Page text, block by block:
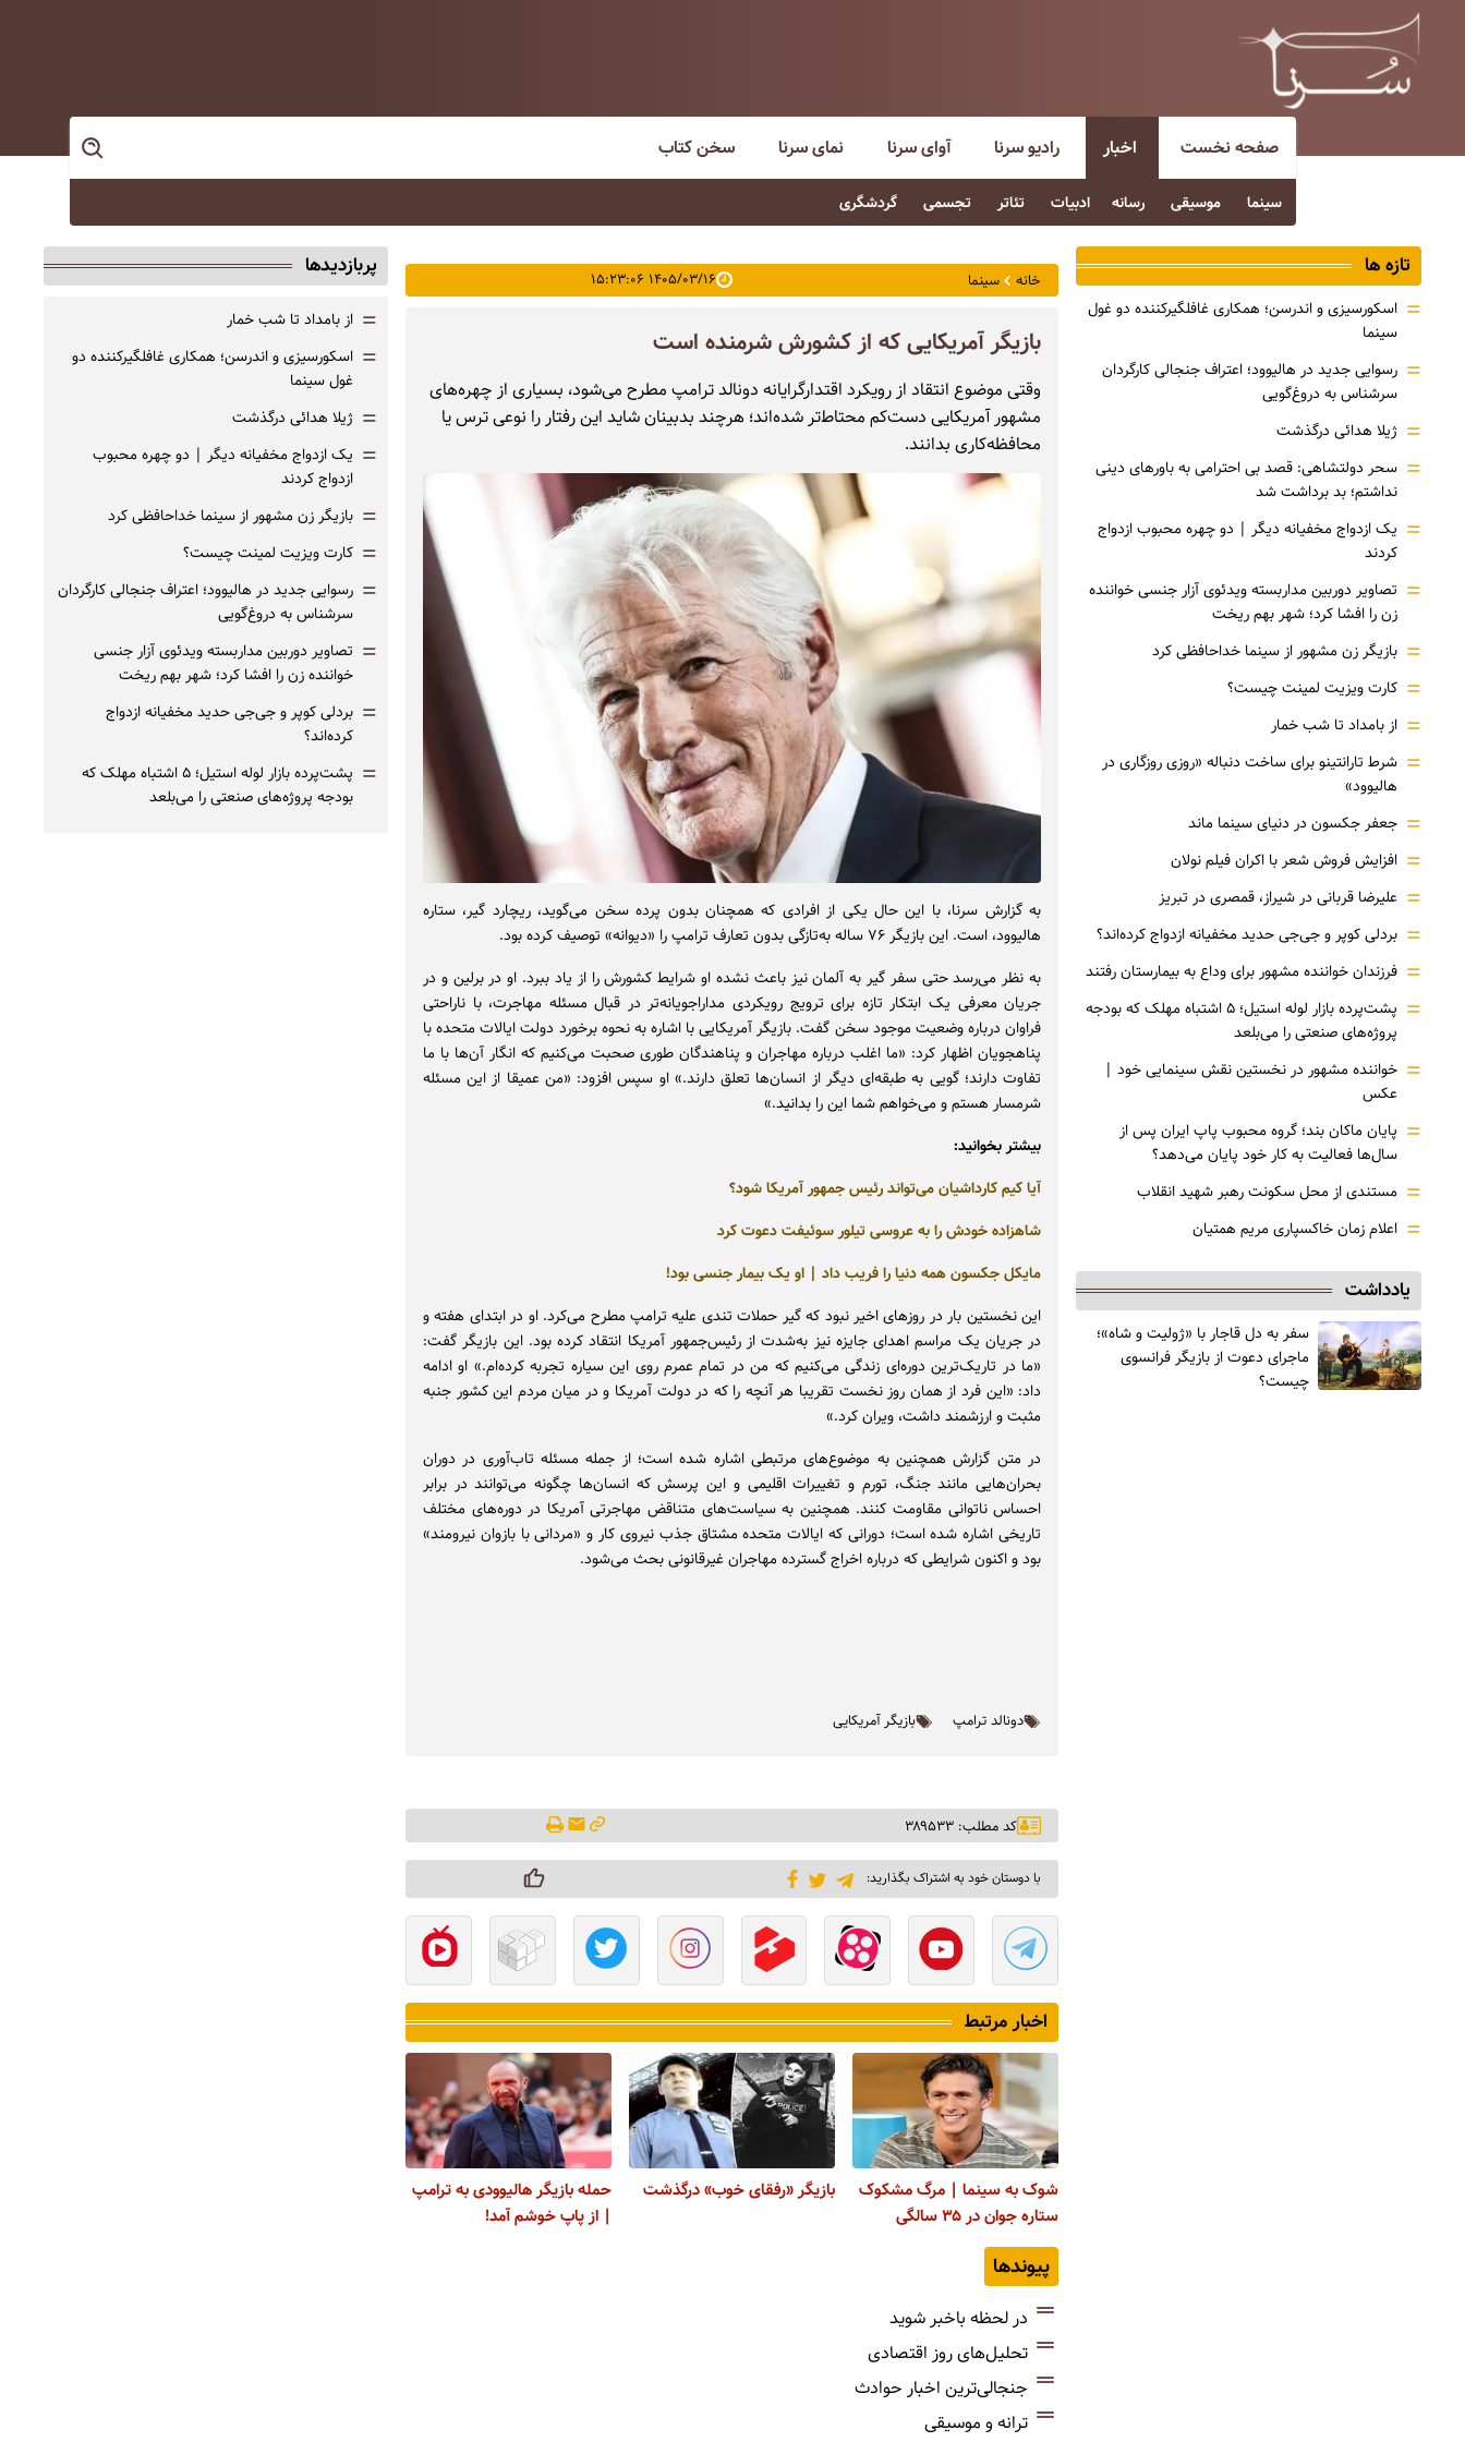
صفحه نخست اخبار
سینما موسیقی رسانه ادبیات تئاتر تجسمی گردشگری
رادیو سرنا آوای سرنا نمای سرنا سخن کتاب
خانه سینما ۱۴۰۵/۰۳/۱۶ ۱۵:۲۳:۰۶
بازیگر آمریکایی که از کشورش شرمنده است
وقتی موضوع انتقاد از رویکرد اقتدارگرایانه دونالد ترامپ مطرح می‌شود، بسیاری از چهره‌های
مشهور آمریکایی دست‌کم محتاط‌تر شده‌اند؛ هرچند بدبینان شاید این رفتار را نوعی ترس یا
محافظه‌کاری بدانند.
به گزارش سرنا، با این حال یکی از افرادی که همچنان بدون پرده سخن می‌گوید، ریچارد گیر، ستاره
هالیوود، است. این بازیگر ۷۶ ساله به‌تازگی بدون تعارف ترامپ را «دیوانه» توصیف کرده بود.
به نظر می‌رسد حتی سفر گیر به آلمان نیز باعث نشده او شرایط کشورش را از یاد ببرد. او در برلین و در
جریان معرفی یک ابتکار تازه برای ترویج رویکردی مداراجویانه‌تر در قبال مسئله مهاجرت، با ناراحتی
فراوان درباره وضعیت موجود سخن گفت. بازیگر آمریکایی با اشاره به نحوه برخورد دولت ایالات متحده با
پناهجویان اظهار کرد: «ما اغلب درباره مهاجران و پناهندگان طوری صحبت می‌کنیم که انگار آن‌ها با ما
تفاوت دارند؛ گویی به طبقه‌ای دیگر از انسان‌ها تعلق دارند.» او سپس افزود: «من عمیقا از این مسئله
شرمسار هستم و می‌خواهم شما این را بدانید.»
بیشتر بخوانید:
آیا کیم کارداشیان می‌تواند رئیس جمهور آمریکا شود؟
شاهزاده خودش را به عروسی تیلور سوئیفت دعوت کرد
مایکل جکسون همه دنیا را فریب داد | او یک بیمار جنسی بود!
این نخستین بار در روزهای اخیر نبود که گیر حملات تندی علیه ترامپ مطرح می‌کرد. او در ابتدای هفته و
در جریان یک مراسم اهدای جایزه نیز به‌شدت از رئیس‌جمهور آمریکا انتقاد کرده بود. این بازیگر گفت:
«ما در تاریک‌ترین دوره‌ای زندگی می‌کنیم که من در تمام عمرم روی این سیاره تجربه کرده‌ام.» او ادامه
داد: «این فرد از همان روز نخست تقریبا هر آنچه را که در دولت آمریکا و در میان مردم این کشور جنبه
مثبت و ارزشمند داشت، ویران کرد.»
در متن گزارش همچنین به موضوع‌های مرتبطی اشاره شده است؛ از جمله مسئله تاب‌آوری در دوران
بحران‌هایی مانند جنگ، تورم و تغییرات اقلیمی و این پرسش که انسان‌ها چگونه می‌توانند در برابر
احساس ناتوانی مقاومت کنند. همچنین به سیاست‌های متناقض مهاجرتی آمریکا در دوره‌های مختلف
تاریخی اشاره شده است؛ دورانی که ایالات متحده مشتاق جذب نیروی کار و «مردانی با بازوان نیرومند»
بود و اکنون شرایطی که درباره اخراج گسترده مهاجران غیرقانونی بحث می‌شود.
دونالد ترامپ بازیگر آمریکایی
کد مطلب: ۳۸۹۵۳۳
با دوستان خود به اشتراک بگذارید:
اخبار مرتبط
شوک به سینما | مرگ مشکوک
ستاره جوان در ۳۵ سالگی
بازیگر «رفقای خوب» درگذشت
حمله بازیگر هالیوودی به ترامپ
| از پاپ خوشم آمد!
پیوندها
در لحظه باخبر شوید
تحلیل‌های روز اقتصادی
جنجالی‌ترین اخبار حوادث
ترانه و موسیقی
تازه ها
= اسکورسیزی و اندرسن؛ همکاری غافلگیرکننده دو غول
سینما
= رسوایی جدید در هالیوود؛ اعتراف جنجالی کارگردان
سرشناس به دروغ‌گویی
= ژیلا هدائی درگذشت
= سحر دولتشاهی: قصد بی احترامی به باورهای دینی
نداشتم؛ بد برداشت شد
= یک ازدواج مخفیانه دیگر | دو چهره محبوب ازدواج
کردند
= تصاویر دوربین مداربسته ویدئوی آزار جنسی خواننده
زن را افشا کرد؛ شهر بهم ریخت
= بازیگر زن مشهور از سینما خداحافظی کرد
= کارت ویزیت لمینت چیست؟
= از بامداد تا شب خمار
= شرط تارانتینو برای ساخت دنباله «روزی روزگاری در
هالیوود»
= جعفر جکسون در دنیای سینما ماند
= افزایش فروش شعر با اکران فیلم نولان
= علیرضا قربانی در شیراز، قمصری در تبریز
= بردلی کوپر و جی‌جی حدید مخفیانه ازدواج کرده‌اند؟
= فرزندان خواننده مشهور برای وداع به بیمارستان رفتند
=
پشت‌پرده بازار لوله استیل؛ ۵ اشتباه مهلک که بودجه
پروژه‌های صنعتی را می‌بلعد
= خواننده مشهور در نخستین نقش سینمایی خود |‌
عکس
= پایان ماکان بند؛ گروه محبوب پاپ ایران پس از
سال‌ها فعالیت به کار خود پایان می‌دهد؟
= مستندی از محل سکونت رهبر شهید انقلاب
= اعلام زمان خاکسپاری مریم همتیان
یادداشت
سفر به دل قاجار با «ژولیت و شاه»؛
ماجرای دعوت از ‌بازیگر فرانسوی
چیست؟
پربازدیدها
= از بامداد تا شب خمار
= اسکورسیزی و اندرسن؛ همکاری غافلگیرکننده دو
غول سینما
= ژیلا هدائی درگذشت
= یک ازدواج مخفیانه دیگر | دو چهره محبوب
ازدواج کردند
= بازیگر زن مشهور از سینما خداحافظی کرد
= کارت ویزیت لمینت چیست؟
= رسوایی جدید در هالیوود؛ اعتراف جنجالی کارگردان
سرشناس به دروغ‌گویی
= تصاویر دوربین مداربسته ویدئوی آزار جنسی
خواننده زن را افشا کرد؛ شهر بهم ریخت
= بردلی کوپر و جی‌جی حدید مخفیانه ازدواج
کرده‌اند؟
=
پشت‌پرده بازار لوله استیل؛ ۵ اشتباه مهلک که
بودجه پروژه‌های صنعتی را می‌بلعد